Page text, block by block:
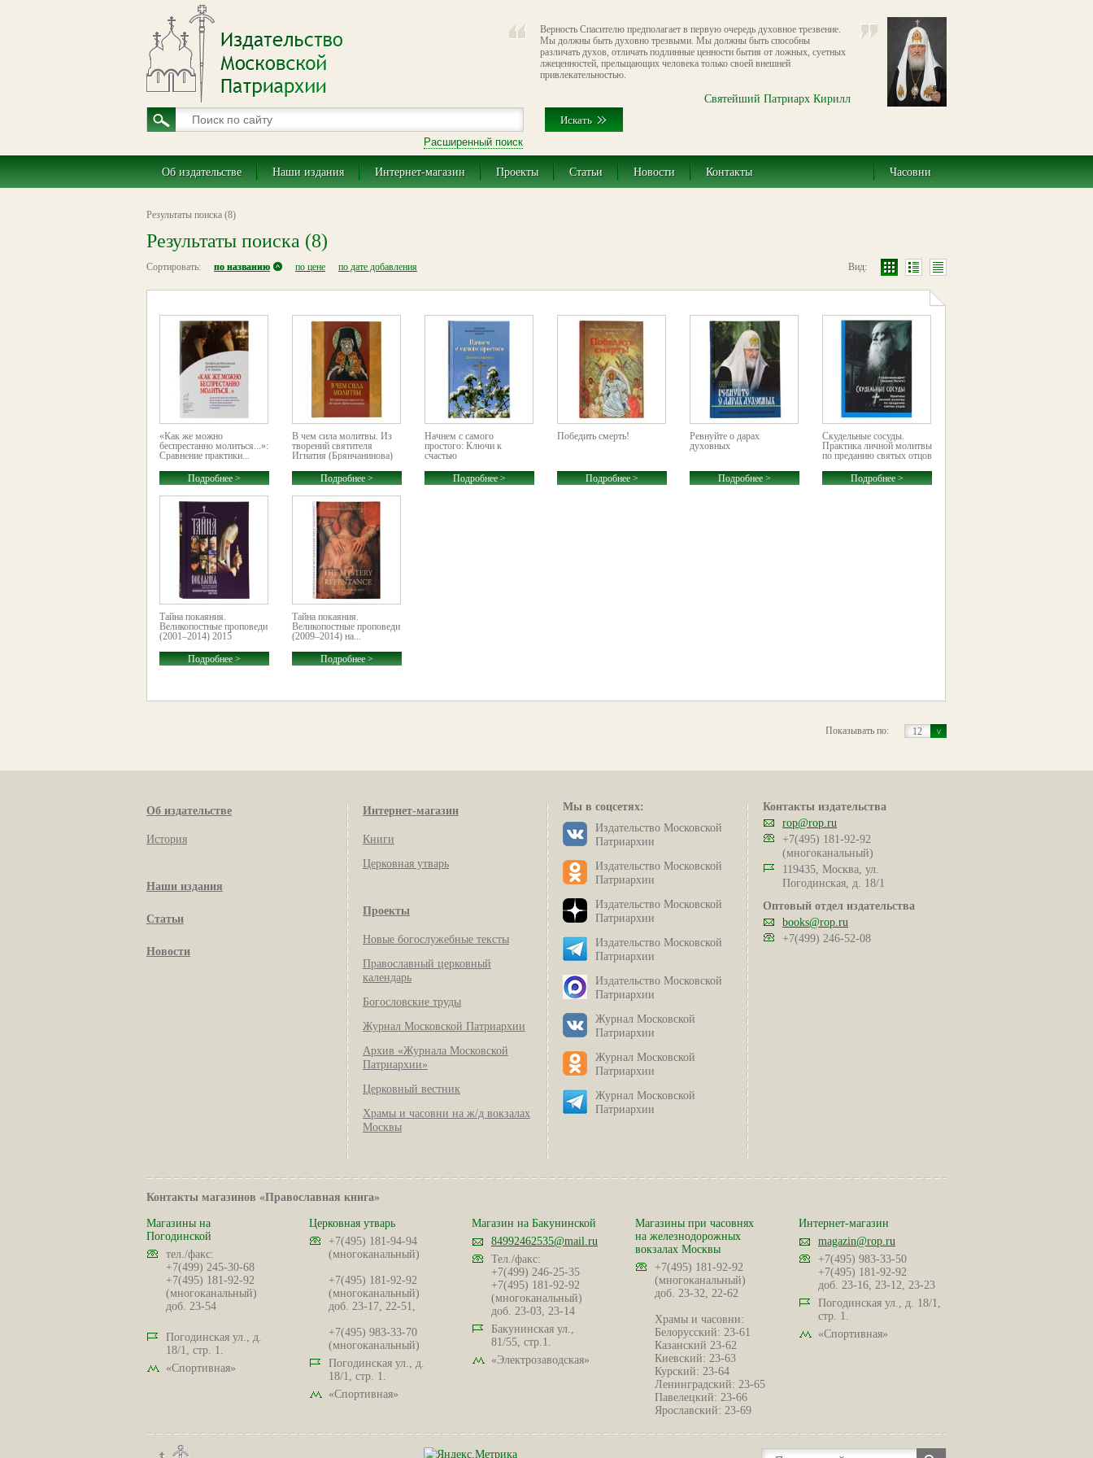
Верность Спасителю предполагает в первую очередь духовное трезвение.
Мы должны быть духовно трезвыми. Мы должны быть способны
различать духов, отличать подлинные ценности бытия от ложных, суетных
лжеценностей, прельщающих человека только своей внешней
привлекательностью.
Святейший Патриарх Кирилл
Расширенный поиск
Об издательстве Наши издания Интернет-магазин Проекты Статьи Новости Контакты Часовни
Результаты поиска (8)
Результаты поиска (8)
Сортировать: Вид:
по названию по цене по дате добавления
«Как же можно
беспрестанно молиться...»:
Cравнение практики...
Подробнее >
В чем сила молитвы. Из
творений святителя
Игнатия (Брянчанинова)
Подробнее >
Начнем с самого
простого: Ключи к
счастью
Подробнее >
Победить смерть!
Подробнее >
Ревнуйте о дарах
духовных
Подробнее >
Скудельные сосуды.
Практика личной молитвы
по преданию святых отцов
Подробнее >
Тайна покаяния.
Великопостные проповеди
(2001–2014) 2015
Подробнее >
Тайна покаяния.
Великопостные проповеди
(2009–2014) на...
Подробнее >
12
Показывать по:
Об издательстве
История
Наши издания
Статьи
Новости
Интернет-магазин
Книги
Церковная утварь
Проекты
Новые богослужебные тексты
Православный церковный
календарь
Богословские труды
Журнал Московской Патриархии
Архив «Журнала Московской
Патриархии»
Церковный вестник
Храмы и часовни на ж/д вокзалах
Москвы
Мы в соцсетях:
Издательство Московской
Патриархии
Издательство Московской
Патриархии
Издательство Московской
Патриархии
Издательство Московской
Патриархии
Издательство Московской
Патриархии
Журнал Московской
Патриархии
Журнал Московской
Патриархии
Журнал Московской
Патриархии
Контакты издательства
rop@rop.ru
+7(495) 181-92-92
(многоканальный)
119435, Москва, ул.
Погодинская, д. 18/1
Оптовый отдел издательства
books@rop.ru
+7(499) 246-52-08
Контакты магазинов «Православная книга»
Магазины на
Погодинской
тел./факс:
+7(499) 245-30-68
+7(495) 181-92-92
(многоканальный)
доб. 23-54
Погодинская ул., д.
18/1, стр. 1.
«Спортивная»
Церковная утварь
+7(495) 181-94-94
(многоканальный)
+7(495) 181-92-92
(многоканальный)
доб. 23-17, 22-51,
+7(495) 983-33-70
(многоканальный)
Погодинская ул., д.
18/1, стр. 1.
«Спортивная»
Магазин на Бакунинской
84992462535@mail.ru
Тел./факс:
+7(499) 246-25-35
+7(495) 181-92-92
(многоканальный)
доб. 23-03, 23-14
Бакунинская ул.,
81/55, стр.1.
«Электрозаводская»
Магазины при часовнях
на железнодорожных
вокзалах Москвы
+7(495) 181-92-92
(многоканальный)
доб. 23-32, 22-62
Храмы и часовни:
Белорусский: 23-61
Казанский 23-62
Киевский: 23-63
Курский: 23-64
Ленинградский: 23-65
Павелецкий: 23-66
Ярославский: 23-69
Интернет-магазин
magazin@rop.ru
+7(495) 983-33-50
+7(495) 181-92-92
доб. 23-16, 23-12, 23-23
Погодинская ул., д. 18/1,
стр. 1.
«Спортивная»